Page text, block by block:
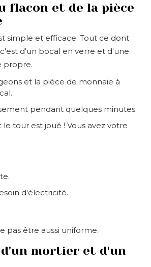
flacon et de la pièce
simple et efficace. Tout ce dont
d'un bocal en verre et d'une
propre.
et la pièce de monnaie à
pendant quelques minutes.
tour est joué ! Vous avez votre
d'électricité.
pas être aussi uniforme.
mortier et d'un